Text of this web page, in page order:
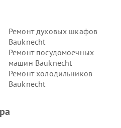
Ремонт духовых шкафов
Bauknecht
Ремонт посудомоечных
машин Bauknecht
Ремонт холодильников
Bauknecht